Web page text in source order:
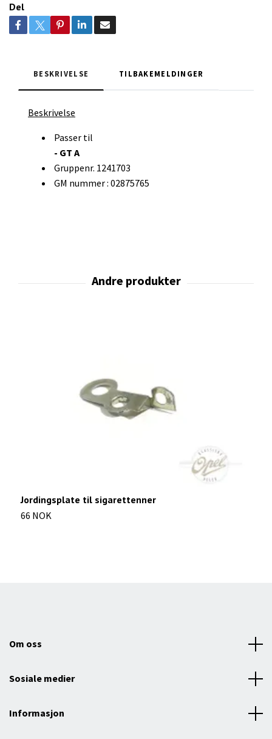
Del
BESKRIVELSE TILBAKEMELDINGER
Beskrivelse
Passer til
- GT A
Gruppenr. 1241703
GM nummer : 02875765
Jordingsplate til sigarettenner
66 NOK
Om oss
Sosiale medier
Informasjon